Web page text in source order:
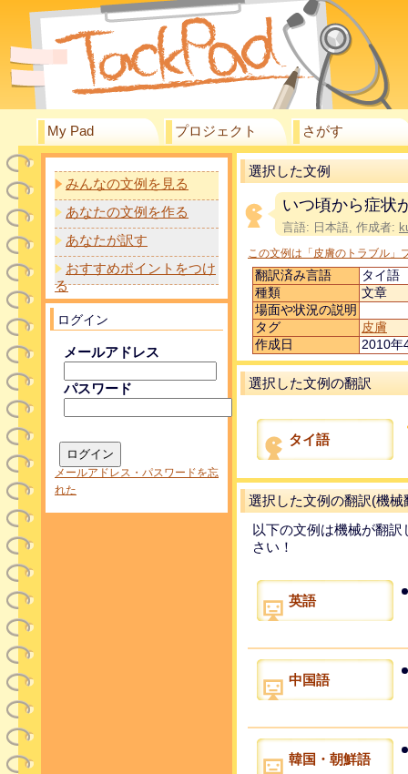
My Pad プロジェクト さがす
みんなの文例を見る
あなたの文例を作る
あなたが訳す
おすすめポイントをつけ
る
ログイン
メールアドレス
パスワード
メールアドレス・パスワードを忘
れた
選択した文例
いつ頃から症状
言語: 日本語, 作成者:
この文例は「皮膚のトラブル」
翻訳済み言語
タイ語
種類
文章
場面や状況の説明
タグ
皮膚
作成日
2010年
選択した文例の翻訳
タイ語
選択した文例の翻訳(機械
以下の文例は機械が翻
さい！
英語
中国語
韓国・朝鮮語